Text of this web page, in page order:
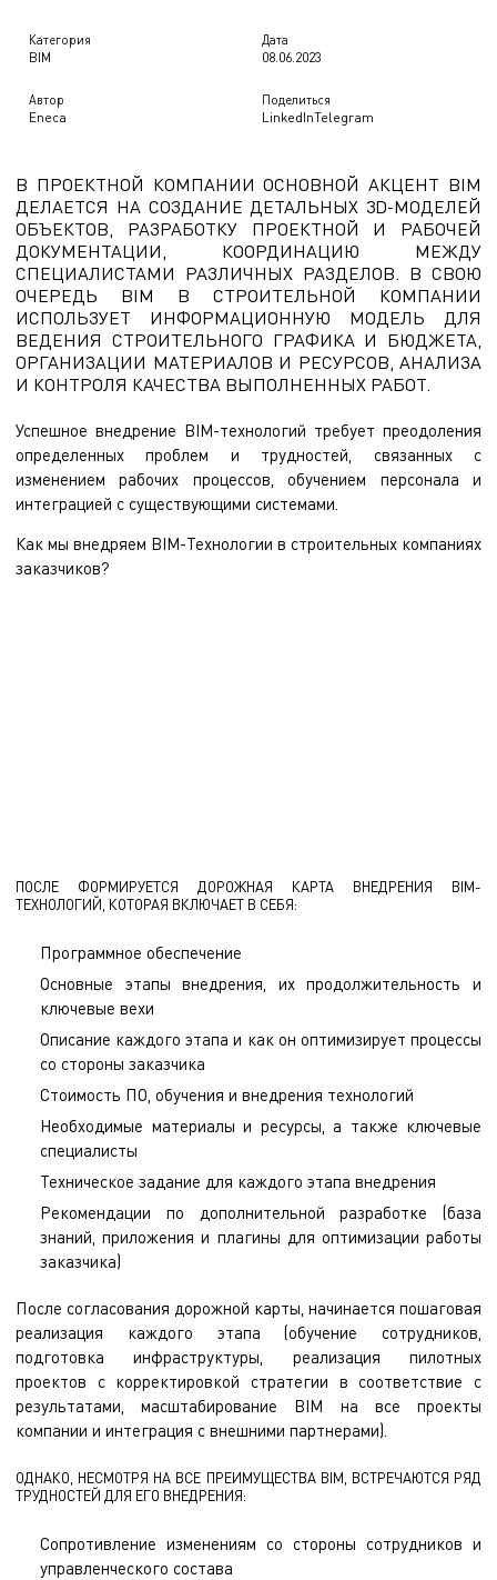
Категория
BIM
Дата
08.06.2023
Автор
Eneca
Поделиться
LinkedInTelegram
В ПРОЕКТНОЙ КОМПАНИИ ОСНОВНОЙ АКЦЕНТ BIM
ДЕЛАЕТСЯ НА СОЗДАНИЕДЕТАЛЬНЫХ 3D-МОДЕЛЕЙ
ОБЪЕКТОВ, РАЗРАБОТКУ ПРОЕКТНОЙ И РАБОЧЕЙ
ДОКУМЕНТАЦИИ, КООРДИНАЦИЮ МЕЖДУ
СПЕЦИАЛИСТАМИ РАЗЛИЧНЫХ РАЗДЕЛОВ. В СВОЮ
ОЧЕРЕДЬ BIM В СТРОИТЕЛЬНОЙ КОМПАНИИ
ИСПОЛЬЗУЕТ ИНФОРМАЦИОННУЮ МОДЕЛЬ ДЛЯ
ВЕДЕНИЯ СТРОИТЕЛЬНОГО ГРАФИКА И БЮДЖЕТА,
ОРГАНИЗАЦИИ МАТЕРИАЛОВ И РЕСУРСОВ, АНАЛИЗА
И КОНТРОЛЯ КАЧЕСТВА ВЫПОЛНЕННЫХ РАБОТ.
Успешное внедрение BIM-технологий требует преодоления
определенных проблем и трудностей, связанных с
изменением рабочих процессов,обучением персонала и
интеграцией с существующими системами.
Как мы внедряем BIM-Технологии в строительных компаниях
заказчиков?
ПОСЛЕ ФОРМИРУЕТСЯ ДОРОЖНАЯ КАРТА ВНЕДРЕНИЯ BIM-
ТЕХНОЛОГИЙ, КОТОРАЯ ВКЛЮЧАЕТ В СЕБЯ:
Программное обеспечение
Основные этапы внедрения, их продолжительность и
ключевые вехи
Описание каждого этапа и как он оптимизирует процессы
со стороны заказчика
Стоимость ПО, обучения и внедрения технологий
Необходимые материалы и ресурсы, а также ключевые
специалисты
Техническое задание для каждого этапа внедрения
Рекомендации по дополнительной разработке (база
знаний, приложения и плагины для оптимизации работы
заказчика)
После согласования дорожной карты, начинается пошаговая
реализация каждого этапа (обучение сотрудников,
подготовка инфраструктуры, реализация пилотных
проектов с корректировкой стратегии в соответствие с
результатами, масштабирование BIM на все проекты
компании и интеграция с внешними партнерами).
ОДНАКО, НЕСМОТРЯ НА ВСЕ ПРЕИМУЩЕСТВА BIM, ВСТРЕЧАЮТСЯ РЯД
ТРУДНОСТЕЙ ДЛЯ ЕГО ВНЕДРЕНИЯ:
Сопротивление изменениям со стороны сотрудников и
управленческого состава